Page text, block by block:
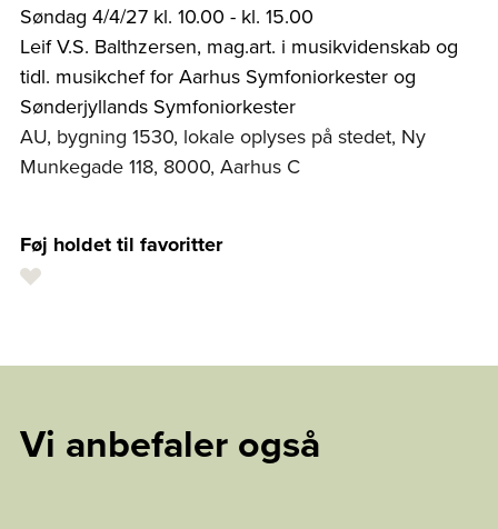
Søndag 4/4/27 kl. 10.00 - kl. 15.00
Leif V.S. Balthzersen, mag.art. i musikvidenskab og
tidl. musikchef for Aarhus Symfoniorkester og
Sønderjyllands Symfoniorkester
AU, bygning 1530, lokale oplyses på stedet, Ny
Munkegade 118, 8000, Aarhus C
Føj holdet til favoritter
Vi anbefaler også